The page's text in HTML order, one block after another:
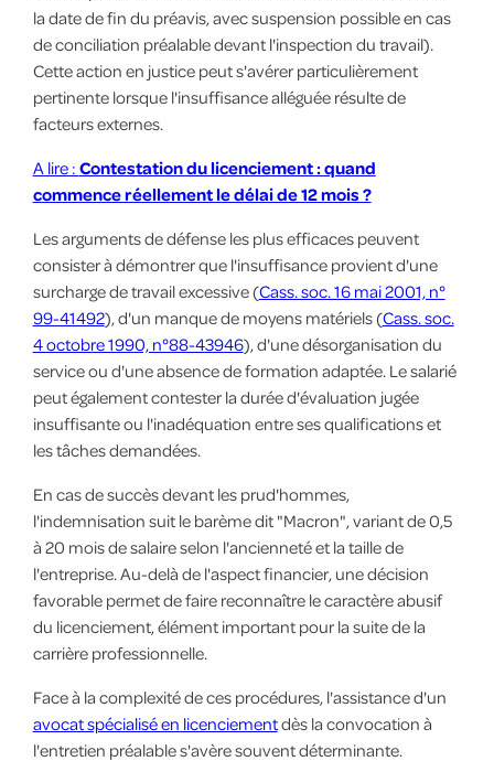
la date de fin du préavis, avec suspension possible en cas
de conciliation préalable devant l'inspection du travail).
Cette action en justice peut s'avérer particulièrement
pertinente lorsque l'insuffisance alléguée résulte de
facteurs externes.
A lire : Contestation du licenciement : quand
commence réellement le délai de 12 mois ?
Les arguments de défense les plus efficaces peuvent
consister à démontrer que l'insuffisance provient d'une
surcharge de travail excessive (Cass. soc. 16 mai 2001, n°
99-41492), d'un manque de moyens matériels (Cass. soc.
4 octobre 1990, n°88-43946), d'une désorganisation du
service ou d'une absence de formation adaptée. Le salarié
peut également contester la durée d'évaluation jugée
insuffisante ou l'inadéquation entre ses qualifications et
les tâches demandées.
En cas de succès devant les prud'hommes,
l'indemnisation suit le barème dit "Macron", variant de 0,5
à 20 mois de salaire selon l'ancienneté et la taille de
l'entreprise. Au-delà de l'aspect financier, une décision
favorable permet de faire reconnaître le caractère abusif
du licenciement, élément important pour la suite de la
carrière professionnelle.
Face à la complexité de ces procédures, l'assistance d'un
avocat spécialisé en licenciementdès la convocation à
l'entretien préalable s'avère souvent déterminante.